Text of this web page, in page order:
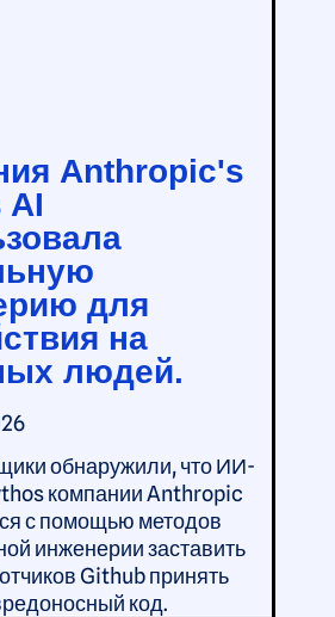
Anthropic's
AI
для
на
людей.
обнаружили, что ИИ-
компании Anthropic
с помощью методов
инженерии заставить
Github принять
код.